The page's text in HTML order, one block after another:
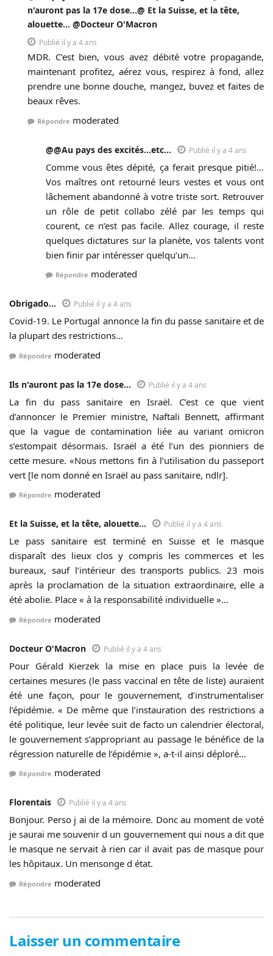
n'auront pas la 17e dose...@ Et la Suisse, et la tête,
alouette... @Docteur O'Macron
Publié il y a 4 ans
MDR. C’est bien, vous avez débité votre propagande,
maintenant profitez, aérez vous, respirez à fond, allez
prendre une bonne douche, mangez, buvez et faites de
beaux rêves.
Répondre moderated
@@Au pays des excités...etc... Publié il y a 4 ans
Comme vous êtes dépité, ça ferait presque pitié!…
Vos maîtres ont retourné leurs vestes et vous ont
lâchement abandonné à votre triste sort. Retrouver
un rôle de petit collabo zélé par les temps qui
courent, ce n’est pas facile. Allez courage, il reste
quelques dictatures sur la planète, vos talents vont
bien finir par intéresser quelqu’un…
Répondre moderated
Obrigado... Publié il y a 4 ans
Covid-19. Le Portugal annonce la fin du passe sanitaire et de
la plupart des restrictions…
Répondre moderated
Ils n'auront pas la 17e dose... Publié il y a 4 ans
La fin du pass sanitaire en Israël. C’est ce que vient
d’annoncer le Premier ministre, Naftali Bennett, affirmant
que la vague de contamination liée au variant omicron
s’estompait désormais. Israël a été l’un des pionniers de
cette mesure. «Nous mettons fin à l’utilisation du passeport
vert [le nom donné en Israël au pass sanitaire, ndlr].
Répondre moderated
Et la Suisse, et la tête, alouette... Publié il y a 4 ans
Le pass sanitaire est terminé en Suisse et le masque
disparaît des lieux clos y compris les commerces et les
bureaux, sauf l’intérieur des transports publics. 23 mois
après la proclamation de la situation extraordinaire, elle a
été abolie. Place « à la responsabilité individuelle »…
Répondre moderated
Docteur O'Macron Publié il y a 4 ans
Pour Gérald Kierzek la mise en place puis la levée de
certaines mesures (le pass vaccinal en tête de liste) auraient
été une façon, pour le gouvernement, d’instrumentaliser
l’épidémie. « De même que l’instauration des restrictions a
été politique, leur levée suit de facto un calendrier électoral,
le gouvernement s’appropriant au passage le bénéfice de la
régression naturelle de l’épidémie », a-t-il ainsi déploré…
Répondre moderated
Florentais Publié il y a 4 ans
Bonjour. Perso j ai de la mémoire. Donc au moment de voté
je saurai me souvenir d un gouvernement qui nous a dit que
le masque ne servait à rien car il avait pas de masque pour
les hôpitaux. Un mensonge d état.
Répondre moderated
Laisser un commentaire